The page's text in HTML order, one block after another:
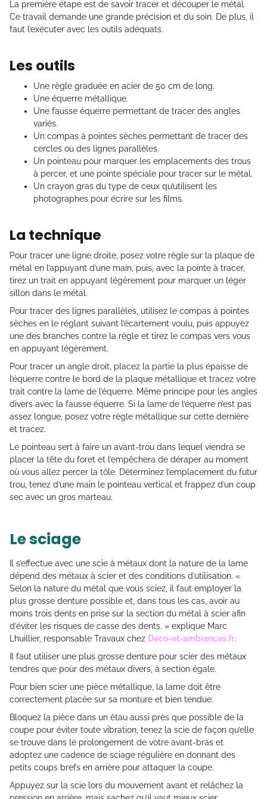
La première étape est de savoir tracer et découper le métal.
Ce travail demande une grande précision et du soin. De plus, il
faut l’exécuter avec les outils adéquats.
Les outils
Une règle graduée en acier de 50 cm de long.
Une équerre métallique.
Une fausse équerre permettant de tracer des angles
variés.
Un compas à pointes sèches permettant de tracer des
cercles ou des lignes parallèles.
Un pointeau pour marquer les emplacements des trous
à percer, et une pointe spéciale pour tracer sur le métal.
Un crayon gras du type de ceux qu’utilisent les
photographes pour écrire sur les films.
La technique
Pour tracer une ligne droite, posez votre règle sur la plaque de
métal en l’appuyant d’une main, puis, avec la pointe à tracer,
tirez un trait en appuyant légèrement pour marquer un léger
sillon dans le métal.
Pour tracer des lignes parallèles, utilisez le compas à pointes
sèches en le réglant suivant l’écartement voulu, puis appuyez
une des branches contre la règle et tirez le compas vers vous
en appuyant légèrement.
Pour tracer un angle droit, placez la partie la plus épaisse de
l’équerre contre le bord de la plaque métallique et tracez votre
trait contre la lame de l’équerre. Même principe pour les angles
divers avec la fausse équerre. Si la lame de l’équerre n’est pas
assez longue, posez votre règle métallique sur cette dernière
et tracez.
Le pointeau sert à faire un avant-trou dans lequel viendra se
placer la tête du foret et l’empêchera de déraper au moment
où vous allez percer la tôle. Déterminez l’emplacement du futur
trou, tenez d’une main le pointeau vertical et frappez d’un coup
sec avec un gros marteau.
Le sciage
Il s’effectue avec une scie à métaux dont la nature de la lame
dépend des métaux à scier et des conditions d’utilisation. «
Selon la nature du métal que vous sciez, il faut employer la
plus grosse denture possible et, dans tous les cas, avoir au
moins trois dents en prise sur la section du métal à scier afin
d’éviter les risques de casse des dents. » explique Marc
Lhuillier, responsable Travaux chez Deco-et-ambiances.fr.
Il faut utiliser une plus grosse denture pour scier des métaux
tendres que pour des métaux divers, à section égale.
Pour bien scier une pièce métallique, la lame doit être
correctement placée sur sa monture et bien tendue.
Bloquez la pièce dans un étau aussi près que possible de la
coupe pour éviter toute vibration, tenez la scie de façon qu’elle
se trouve dans le prolongement de votre avant-bras et
adoptez une cadence de sciage régulière en donnant des
petits coups brefs en arrière pour attaquer la coupe.
Appuyez sur la scie lors du mouvement avant et relâchez la